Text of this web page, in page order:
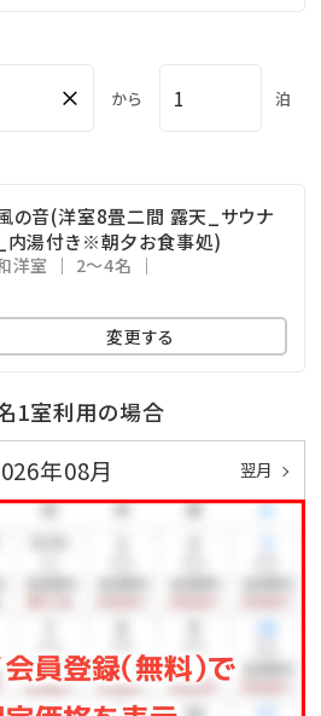
風情ある内湯や露天は全て源泉
丘の上の露天風呂もご利用出
人の隠れ家”で、ひとときの安ら
× から 泊
の音(洋室8畳二間 露天_サウナ
_内湯付き※朝夕お食事処)
洋室 2～4名
変更する
1室利用の場合
年08月 翌月